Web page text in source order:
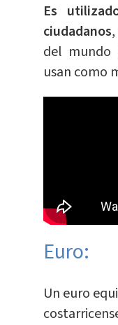
Es
ciudadanos
del mundo
usan como
Euro:
​Un euro